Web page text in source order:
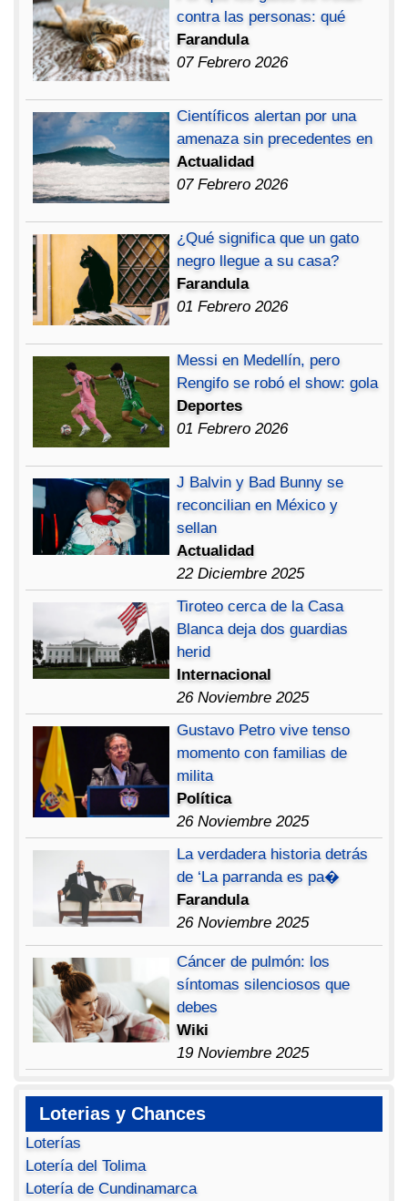
contra las personas: qué
Farandula
07 Febrero 2026
Científicos alertan por una
amenaza sin precedentes en
Actualidad
07 Febrero 2026
¿Qué significa que un gato
negro llegue a su casa?
Farandula
01 Febrero 2026
Messi en Medellín, pero
Rengifo se robó el show: gola
Deportes
01 Febrero 2026
J Balvin y Bad Bunny se
reconcilian en México y
sellan
Actualidad
22 Diciembre 2025
Tiroteo cerca de la Casa
Blanca deja dos guardias
herid
Internacional
26 Noviembre 2025
Gustavo Petro vive tenso
momento con familias de
milita
Política
26 Noviembre 2025
La verdadera historia detrás
de ‘La parranda es pa�
Farandula
26 Noviembre 2025
Cáncer de pulmón: los
síntomas silenciosos que
debes
Wiki
19 Noviembre 2025
Loterias y Chances
Loterías
Lotería del Tolima
Lotería de Cundinamarca